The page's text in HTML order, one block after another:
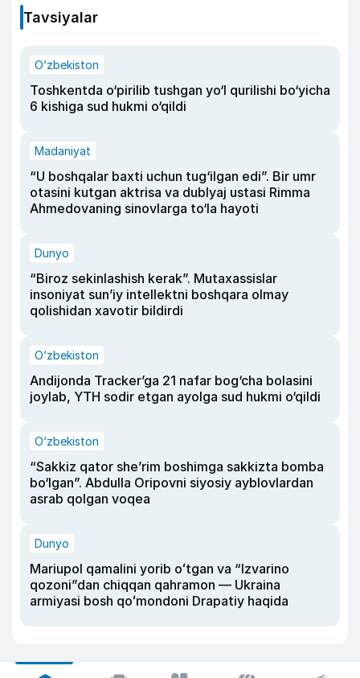
Tavsiyalar
O‘zbekiston
Toshkentda o‘pirilib tushgan yo‘l qurilishi bo‘yicha
6 kishiga sud hukmi o‘qildi
Madaniyat
“U boshqalar baxti uchun tug‘ilgan edi”. Bir umr
otasini kutgan aktrisa va dublyaj ustasi Rimma
Ahmedovaning sinovlarga to‘la hayoti
Dunyo
“Biroz sekinlashish kerak”. Mutaxassislar
insoniyat sun’iy intellektni boshqara olmay
qolishidan xavotir bildirdi
O‘zbekiston
Andijonda Tracker’ga 21 nafar bog‘cha bolasini
joylab, YTH sodir etgan ayolga sud hukmi o‘qildi
O‘zbekiston
“Sakkiz qator she’rim boshimga sakkizta bomba
bo‘lgan”. Abdulla Oripovni siyosiy ayblovlardan
asrab qolgan voqea
Dunyo
Mariupol qamalini yorib oʻtgan va “Izvarino
qozoni”dan chiqqan qahramon — Ukraina
armiyasi bosh qoʻmondoni Drapatiy haqida